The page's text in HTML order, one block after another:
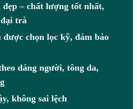
đẹp – chất lượng tốt nhất,
trà
chọn lọc kỹ, đảm bảo
dáng người, tông da,
không sai lệch